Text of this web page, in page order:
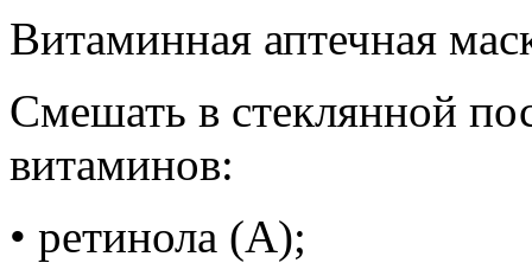
Витаминная аптечная
Смешать в стеклянной
витаминов:
• ретинола (А);